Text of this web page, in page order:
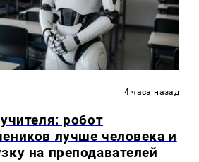
4 часа назад
робот
лучше человека и
на преподавателей